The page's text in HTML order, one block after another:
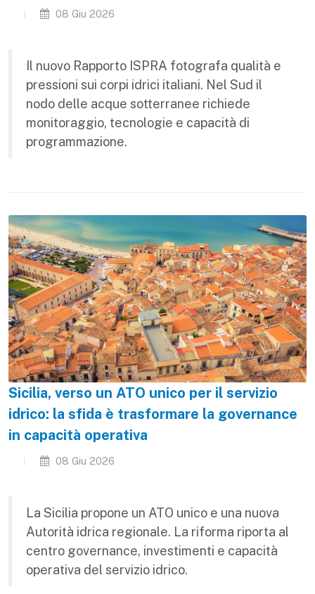
08 Giu 2026
Il nuovo Rapporto ISPRA fotografa qualità e
pressioni sui corpi idrici italiani. Nel Sud il
nodo delle acque sotterranee richiede
monitoraggio, tecnologie e capacità di
programmazione.
Sicilia, verso un ATO unico per il servizio
idrico: la sfida è trasformare la governance
in capacità operativa
08 Giu 2026
La Sicilia propone un ATO unico e una nuova
Autorità idrica regionale. La riforma riporta al
centro governance, investimenti e capacità
operativa del servizio idrico.